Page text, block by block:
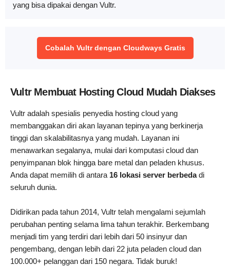
yang bisa dipakai dengan Vultr.
Cobalah Vultr dengan Cloudways Gratis
Vultr Membuat Hosting Cloud Mudah Diakses
Vultr adalah spesialis penyedia hosting cloud yang
membanggakan diri akan layanan tepinya yang berkinerja
tinggi dan skalabilitasnya yang mudah. Layanan ini
menawarkan segalanya, mulai dari komputasi cloud dan
penyimpanan blok hingga bare metal dan peladen khusus.
Anda dapat memilih di antara 16 lokasi server berbedadi
seluruh dunia.
Didirikan pada tahun 2014, Vultr telah mengalami sejumlah
perubahan penting selama lima tahun terakhir. Berkembang
menjadi tim yang terdiri dari lebih dari 50 insinyur dan
pengembang, dengan lebih dari 22 juta peladen cloud dan
100.000+ pelanggan dari 150 negara. Tidak buruk!